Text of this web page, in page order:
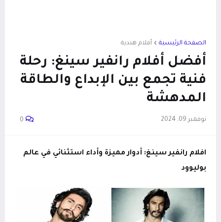
الصفحة الرئيسية أفلام هندية
أفضل أفلام رانفير سينغ: رحلة
فنية تجمع بين الإبداع والطاقة
المدهشة
نوفمبر 09, 2024 0
افلام رانفير سينغ: أدوار مميزة وأداء استثنائي في عالم
بوليوود